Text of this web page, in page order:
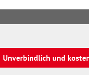
Unverbindlich und